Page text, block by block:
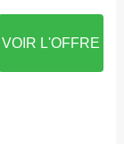
VOIR L'OFFRE